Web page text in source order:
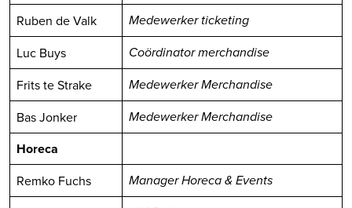
Ruben de Valk Medewerker ticketing
Luc Buys Coördinator merchandise
Frits te Strake Medewerker Merchandise
Bas Jonker Medewerker Merchandise
Horeca
Remko Fuchs Manager Horeca & Events